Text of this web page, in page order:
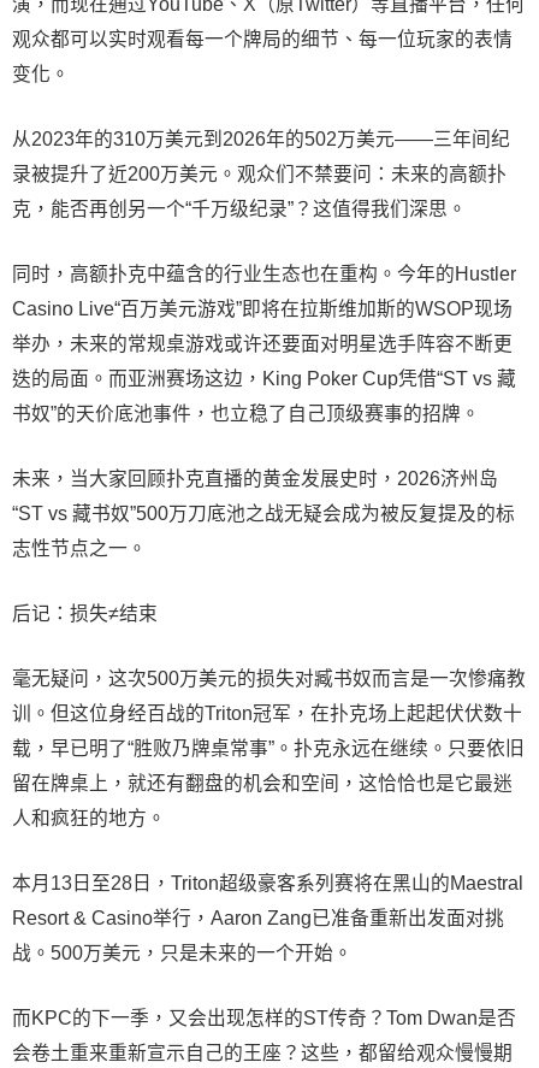
演，而现在通过YouTube、X（原Twitter）等直播平台，任何
观众都可以实时观看每一个牌局的细节、每一位玩家的表情
变化。
从2023年的310万美元到2026年的502万美元——三年间纪
录被提升了近200万美元。观众们不禁要问：未来的高额扑
克，能否再创另一个“千万级纪录”？这值得我们深思。
同时，高额扑克中蕴含的行业生态也在重构。今年的Hustler
Casino Live“百万美元游戏”即将在拉斯维加斯的WSOP现场
举办，未来的常规桌游戏或许还要面对明星选手阵容不断更
迭的局面。而亚洲赛场这边，King Poker Cup凭借“ST vs 藏
书奴”的天价底池事件，也立稳了自己顶级赛事的招牌。
未来，当大家回顾扑克直播的黄金发展史时，2026济州岛
“ST vs 藏书奴”500万刀底池之战无疑会成为被反复提及的标
志性节点之一。
后记：损失≠结束
毫无疑问，这次500万美元的损失对臧书奴而言是一次惨痛教
训。但这位身经百战的Triton冠军，在扑克场上起起伏伏数十
载，早已明了“胜败乃牌桌常事”。扑克永远在继续。只要依旧
留在牌桌上，就还有翻盘的机会和空间，这恰恰也是它最迷
人和疯狂的地方。
本月13日至28日，Triton超级豪客系列赛将在黑山的Maestral
Resort & Casino举行，Aaron Zang已准备重新出发面对挑
战。500万美元，只是未来的一个开始。
而KPC的下一季，又会出现怎样的ST传奇？Tom Dwan是否
会卷土重来重新宣示自己的王座？这些，都留给观众慢慢期